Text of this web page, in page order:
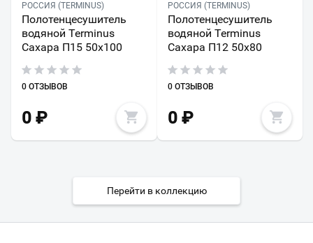
РОССИЯ (TERMINUS)
Полотенцесушитель
водяной Terminus
Сахара П15 50х100
0 ОТЗЫВОВ
0 ₽
РОССИЯ (TERMINUS)
Полотенцесушитель
водяной Terminus
Сахара П12 50х80
0 ОТЗЫВОВ
0₽
Перейти в коллекцию